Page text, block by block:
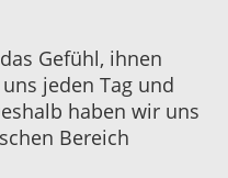
Gefühl, ihnen
jeden Tag und
haben wir uns
Bereich